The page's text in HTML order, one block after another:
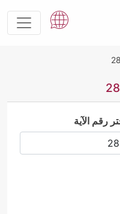
رقم الآية